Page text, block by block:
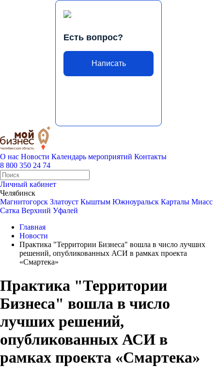
Есть вопрос?
Написать
О нас Новости Календарь мероприятий Контакты
8 800 350 24 74
Личный кабинет
Челябинск
Магнитогорск Златоуст Кыштым Южноуральск Карталы Миасс
Сатка Верхний Уфалей
Главная
Новости
Практика "Территории Бизнеса" вошла в число лучших
решений, опубликованных АСИ в рамках проекта
«Смартека»
Практика "Территории
Бизнеса" вошла в число
лучших решений,
опубликованных АСИ в
рамках проекта «Смартека»